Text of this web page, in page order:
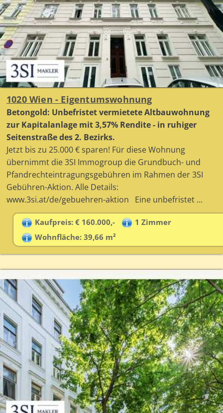
1020 Wien - Eigentumswohnung
Betongold: Unbefristet vermietete Altbauwohnung
zur Kapitalanlage mit 3,57% Rendite - in ruhiger
Seitenstraße des 2. Bezirks.
Jetzt bis zu 25.000 € sparen! Für diese Wohnung
übernimmt die 3SI Immogroup die Grundbuch- und
Pfandrechteintragungsgebühren im Rahmen der 3SI
Gebühren-Aktion. Alle Details:
www.3si.at/de/gebuehren-aktion Eine unbefristet ...
Kaufpreis: € 160.000,-
1 Zimmer
Wohnfläche: 39,66 m²